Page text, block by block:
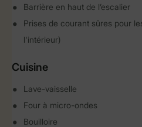
Barrière en haut de l’escalier
Prises de courant sûres pour
l'intérieur)
Cuisine
Lave-vaisselle
Four à micro-ondes
Bouilloire